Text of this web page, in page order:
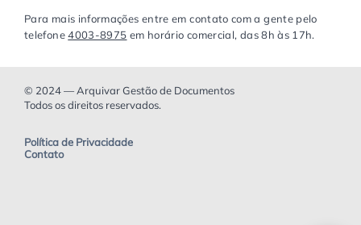
Para mais informações entre em contato com a gente pelo
telefone4003-8975 em horário comercial, das 8h às 17h.
© 2024 — Arquivar Gestão de Documentos
Todos os direitos reservados.
Política de Privacidade
Contato